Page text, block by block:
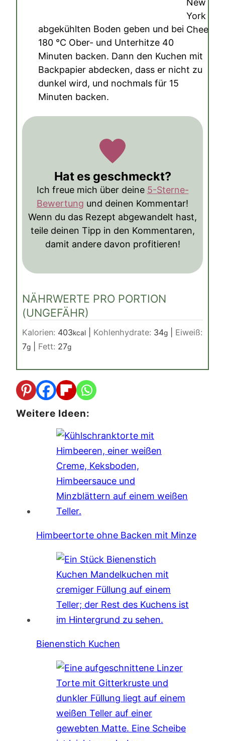
abgekühlten Boden geben und bei
180 °C Ober- und Unterhitze 40
Minuten backen. Dann den Kuchen mit
Backpapier abdecken, dass er nicht zu
dunkel wird, und nochmals für 15
Minuten backen.
Hat es geschmeckt?
Ich freue mich über deine 5-Sterne-
Bewertung und deinen Kommentar!
Wenn du das Rezept abgewandelt hast,
teile deinen Tipp in den Kommentaren,
damit andere davon profitieren!
NÄHRWERTE PRO PORTION
(UNGEFÄHR)
Kalorien: 403kcal Kohlenhydrate: 34g
Eiweiß:
7g Fett: 27g
Weitere Ideen:
Himbeertorte ohne Backen mit Minze
Bienenstich Kuchen